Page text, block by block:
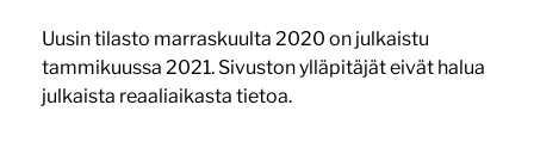
Uusin tilasto marraskuulta 2020 on julkaistu
tammikuussa 2021. Sivuston ylläpitäjät eivät halua
julkaista reaaliaikasta tietoa.